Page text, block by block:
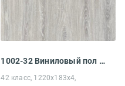
1002-32 Виниловый пол Westerhof Spark Ash
42 класс, 1220x183x4,